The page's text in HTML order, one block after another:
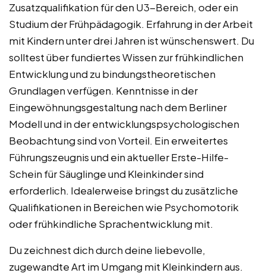
Zusatzqualifikation für den U3-Bereich, oder ein
Studium der Frühpädagogik. Erfahrung in der Arbeit
mit Kindern unter drei Jahren ist wünschenswert. Du
solltest über fundiertes Wissen zur frühkindlichen
Entwicklung und zu bindungstheoretischen
Grundlagen verfügen. Kenntnisse in der
Eingewöhnungsgestaltung nach dem Berliner
Modell und in der entwicklungspsychologischen
Beobachtung sind von Vorteil. Ein erweitertes
Führungszeugnis und ein aktueller Erste-Hilfe-
Schein für Säuglinge und Kleinkinder sind
erforderlich. Idealerweise bringst du zusätzliche
Qualifikationen in Bereichen wie Psychomotorik
oder frühkindliche Sprachentwicklung mit.
Du zeichnest dich durch deine liebevolle,
zugewandte Art im Umgang mit Kleinkindern aus.